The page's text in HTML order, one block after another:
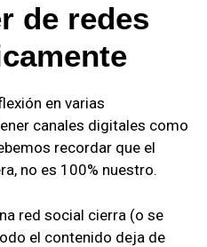
de redes
en varias
canales digitales como
recordar que el
no es 100% nuestro.
red social cierra (o se
el contenido deja de